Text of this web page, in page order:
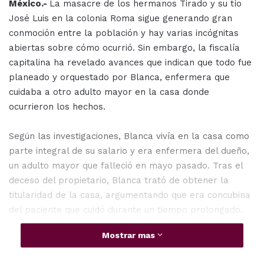
México.- La masacre de los hermanos Tirado y su tío
José Luis en la colonia Roma sigue generando gran
conmoción entre la población y hay varias incógnitas
abiertas sobre cómo ocurrió. Sin embargo, la fiscalía
capitalina ha revelado avances que indican que todo fue
planeado y orquestado por Blanca, enfermera que
cuidaba a otro adulto mayor en la casa donde
ocurrieron los hechos.
Según las investigaciones, Blanca vivía en la casa como
parte integral de su salario y era enfermera del dueño,
un adulto mayor que falleció en mayo pasado. Tras el
deceso del propietario, Blanca trató de obtener la
titularidad de la casa, argumentando que era concubina
del paciente que cuidó durante un tiempo prolongado.
Sin embargo, como no pudo probar su versión, la
hermana del propietario y su esposo se mudaron al
Mostrar mas